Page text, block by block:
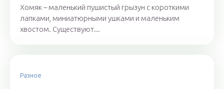
Хомяк – маленький пушистый грызун с короткими
лапками, миниатюрными ушками и маленьким
хвостом. Существуют...
Разное